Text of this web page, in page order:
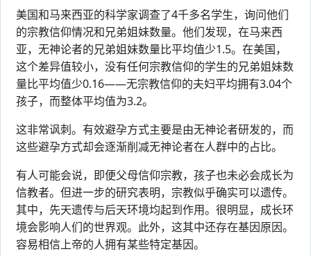
美国和马来西亚的科学家调查了4千多名学生，询问他们
的宗教信仰情况和兄弟姐妹数量。他们发现，在马来西
亚，无神论者的兄弟姐妹数量比平均值少1.5。在美国，
这个差异值较小，没有任何宗教信仰的学生的兄弟姐妹数
量比平均值少0.16——无宗教信仰的夫妇平均拥有3.04个
孩子，而整体平均值为3.2。
这非常讽刺。有效避孕方式主要是由无神论者研发的，而
这些避孕方式却会逐渐削减无神论者在人群中的占比。
有人可能会说，即便父母信仰宗教，孩子也未必会成长为
信教者。但进一步的研究表明，宗教似乎确实可以遗传。
其中，先天遗传与后天环境均起到作用。很明显，成长环
境会影响人们的世界观。此外，这其中还存在基因原因。
容易相信上帝的人拥有某些特定基因。